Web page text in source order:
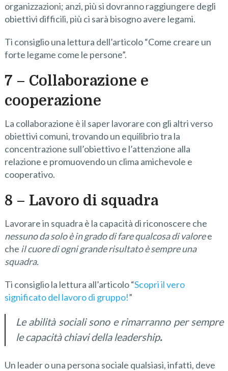
organizzazioni; anzi, più si dovranno raggiungere degli
obiettivi difficili, più ci sarà bisogno avere legami.
Ti consiglio una lettura dell’articolo “Come creare un
forte legame come le persone”.
7 – Collaborazione e
cooperazione
La collaborazione è il saper lavorare con gli altri verso
obiettivi comuni, trovando un equilibrio tra la
concentrazione sull’obiettivo e l’attenzione alla
relazione e promuovendo un clima amichevole e
cooperativo.
8 – Lavoro di squadra
Lavorare in squadra è la capacità di riconoscere che
nessuno da solo è in grado di fare qualcosa di valoree
che il cuore di ogni grande risultato è sempre una
squadra.
Ti consiglio la lettura all’articolo “Scopri il vero
significato del lavoro di gruppo!”
Le abilità sociali sono e rimarranno per sempre
le capacità chiavi della leadership.
Un leader o una persona sociale qualsiasi, infatti, deve